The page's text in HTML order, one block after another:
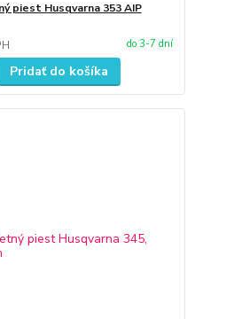
piest Husqvarna 353 AIP
do 3-7 dní
Pridať do košíka